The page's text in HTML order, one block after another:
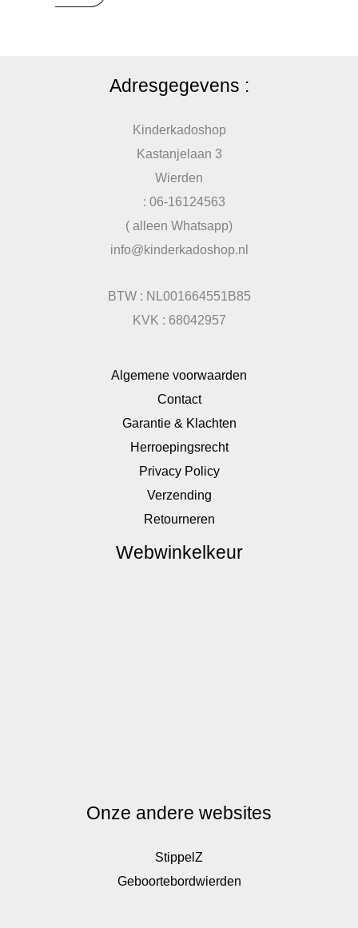
Adresgegevens :
Kinderkadoshop
Kastanjelaan 3
Wierden
: 06-16124563
( alleen Whatsapp)
info@kinderkadoshop.nl
BTW : NL001664551B85
KVK : 68042957
Algemene voorwaarden
Contact
Garantie & Klachten
Herroepingsrecht
Privacy Policy
Verzending
Retourneren
Webwinkelkeur
Onze andere websites
StippelZ
Geboortebordwierden